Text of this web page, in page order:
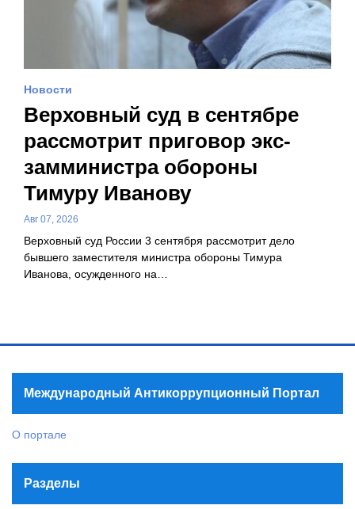
Новости
Верховный суд в сентябре
рассмотрит приговор экс-
замминистра обороны
Тимуру Иванову
Авг 07, 2026
Верховный суд России 3 сентября рассмотрит дело
бывшего заместителя министра обороны Тимура
Иванова, осужденного на…
Международный Антикоррупционный Портал
О портале
Разделы